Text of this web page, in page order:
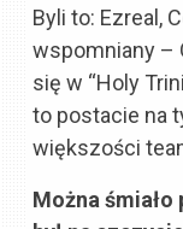
Byli to: Ezreal,
wspomniany –
się w “Holy
to postacie na
większości
Można śmiało